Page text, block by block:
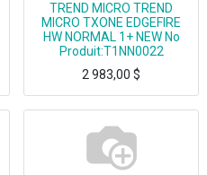
TREND MICRO TREND
MICRO TXONE EDGEFIRE
HW NORMAL 1+ NEW No
Produit:T1NN0022
2 983,00 $